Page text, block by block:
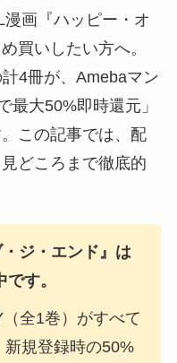
画『ハッピー・オ
買いしたい方へ。
4冊が、Amebaマン
最大50%即時還元」
この記事では、配
どころまで徹底的
・ジ・エンド』は
す。
全1巻）がすべて
規登録時の50%